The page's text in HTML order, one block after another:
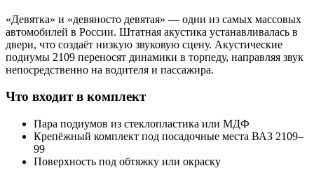
«Девятка» и «девяносто девятая» — одни из самых массовых
автомобилей в России. Штатная акустика устанавливалась в
двери, что создаёт низкую звуковую сцену. Акустические
подиумы 2109 переносят динамики в торпеду, направляя звук
непосредственно на водителя и пассажира.
Что входит в комплект
Пара подиумов из стеклопластика или МДФ
Крепёжный комплект под посадочные места ВАЗ 2109–
99
Поверхность под обтяжку или окраску